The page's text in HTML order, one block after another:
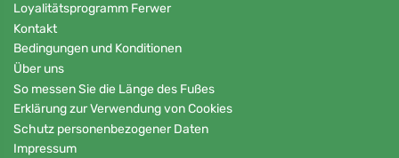
Loyalitätsprogramm Ferwer
Kontakt
Bedingungen und Konditionen
Über uns
So messen Sie die Länge des Fußes
Erklärung zur Verwendung von Cookies
Schutz personenbezogener Daten
Impressum